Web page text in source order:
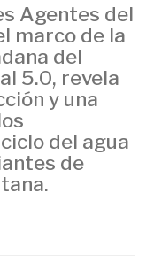
Agentes del
marco de la
del
5.0, revela
y una
del agua
de